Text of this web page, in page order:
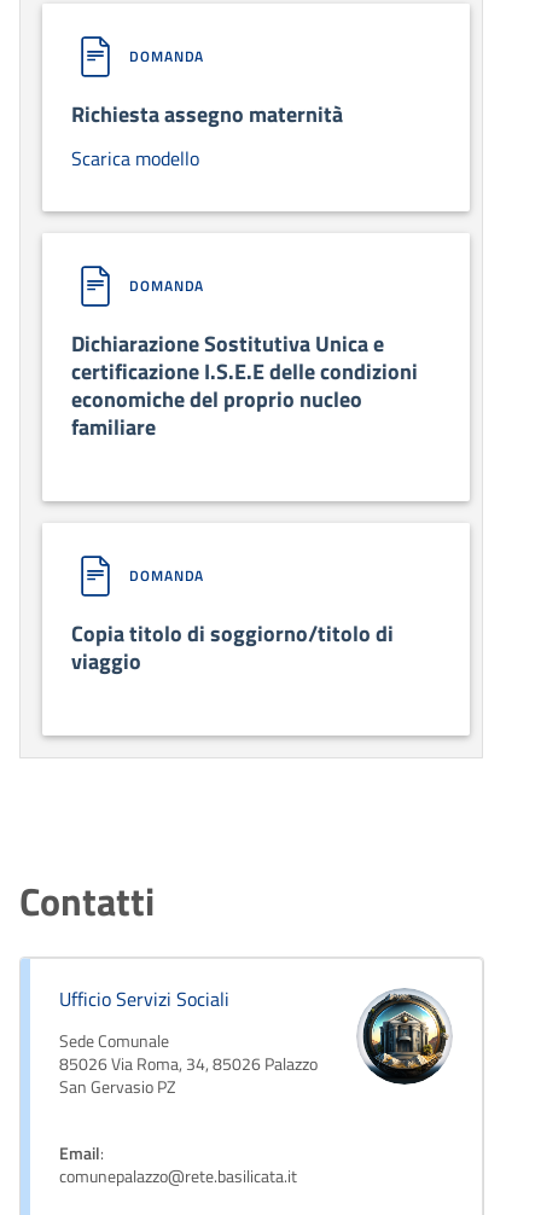
DOMANDA
Richiesta assegno maternità
Scarica modello
DOMANDA
Dichiarazione Sostitutiva Unica e
certificazione I.S.E.E delle condizioni
economiche del proprio nucleo
familiare
DOMANDA
Copia titolo di soggiorno/titolo di
viaggio
Contatti
Ufficio Servizi Sociali
Sede Comunale
85026 Via Roma, 34, 85026 Palazzo
San Gervasio PZ
Email:
comunepalazzo@rete.basilicata.it